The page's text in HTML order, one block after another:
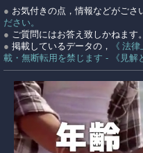
● お気付きの点，情報などがごさ
ださい。
● ご質問にはお答え致しかねます
● 掲載しているデータの， 《 法
載・無断転用を禁じます - 《見解